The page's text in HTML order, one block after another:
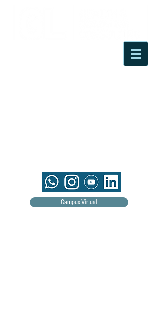
Campus Virtual